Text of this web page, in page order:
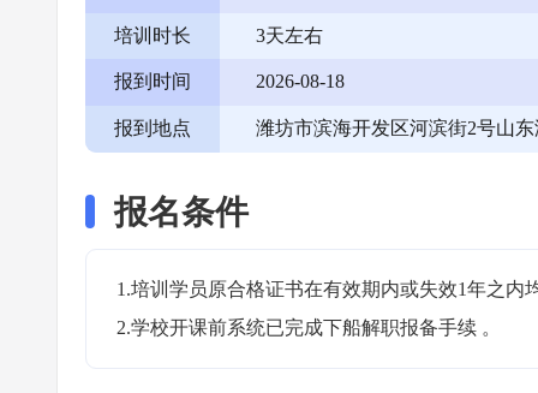
培训时长 3天左右
报到时间 2026-08-18
报到地点 潍坊市滨海开发区河滨街2号山
报名条件
1.培训学员原合格证书在有效期内或失效1年之内
2.学校开课前系统已完成下船解职报备手续 。